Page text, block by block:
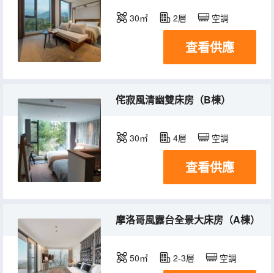
30㎡ 2層 空調
查看供應
侘寂風清幽雙床房（B棟）
30㎡ 4層 空調
查看供應
摩洛哥風露台全景大床房（A棟）
50㎡ 2-3層 空調